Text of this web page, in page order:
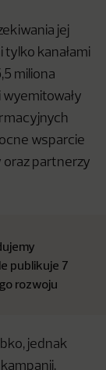
jej
tylko kanałami
miliona
wsparcie
oraz partnerzy
publikuje 7
rozwoju
jednak